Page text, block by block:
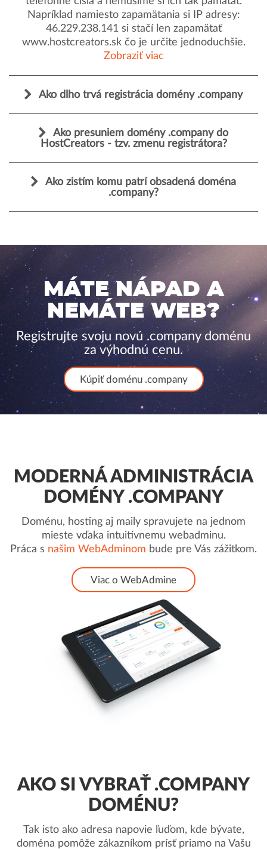
Napríklad namiesto zapamätania si IP adresy:
46.229.238.141 si stačí len zapamätať
www.hostcreators.sk čo je určite jednoduchšie.
Zobraziť viac
Ako dlho trvá registrácia domény .company
Ako presuniem domény .company do
HostCreators - tzv. zmenu registrátora?
Ako zistím komu patrí obsadená doména
.company?
MÁTE NÁPAD A
NEMÁTE WEB?
Registrujte svoju novú .company doménu
za výhodnú cenu.
Kúpiť doménu .company
MODERNÁ ADMINISTRÁCIA
DOMÉNY .COMPANY
Doménu, hosting aj maily spravujete na jednom
mieste vďaka intuitívnemu webadminu.
Práca s našim WebAdminom bude pre Vás zážitkom.
Viac o WebAdmine
AKO SI VYBRAŤ .COMPANY
DOMÉNU?
Tak isto ako adresa napovie ľuďom, kde bývate,
doména pomôže zákazníkom prísť priamo na Vašu